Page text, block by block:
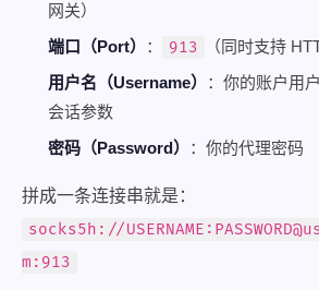
网关）
端口（Port）
： 913
（同时支持
用户名（Username）
：你的账户用
会话参数
密码（Password）
：你的代理密码
拼成一条连接串就是：
socks5h://USERNAME:
m :913